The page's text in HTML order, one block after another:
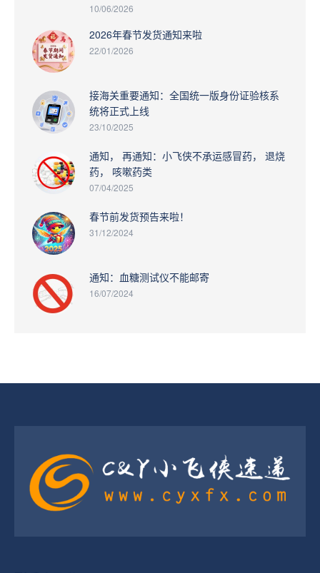
10/06/2026
2026年春节发货通知来啦
22/01/2026
接海关重要通知：全国统一版身份证验核系
统将正式上线
23/10/2025
通知， 再通知：小飞侠不承运感冒药， 退烧
药， 咳嗽药类
07/04/2025
春节前发货预告来啦！
31/12/2024
通知：血糖测试仪不能邮寄
16/07/2024